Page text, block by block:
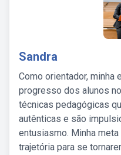
Sandra
Como orientador, minha
progresso dos alunos
técnicas pedagógicas
autênticas e são
entusiasmo. Minha
trajetória para se